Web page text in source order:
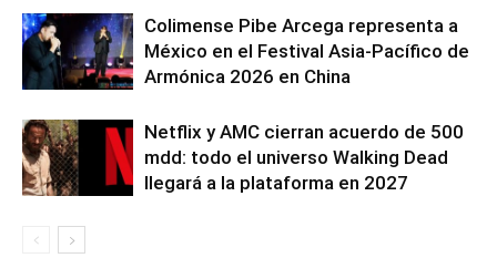
Colimense Pibe Arcega representa a
México en el Festival Asia-Pacífico de
Armónica 2026 en China
Netflix y AMC cierran acuerdo de 500
mdd: todo el universo Walking Dead
llegará a la plataforma en 2027